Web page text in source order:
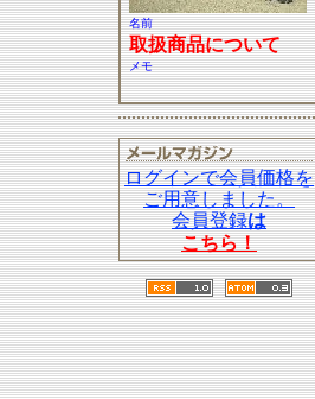
名前
取扱商品について
メモ
ログインで会員価格を
ご用意しました。
会員登録は
こちら！